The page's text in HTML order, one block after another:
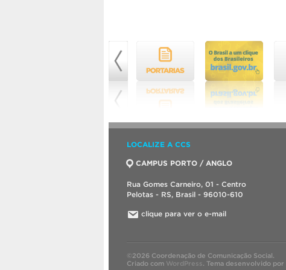
LOCALIZE A CCS
CAMPUS PORTO / ANGLO
Rua Gomes Carneiro, 01 - Centro
Pelotas - RS, Brasil - 96010-610
clique para ver o e-mail
©2026 Coordenação de Comunicação Social.
Criado com WordPress. Tema desenvolvido por